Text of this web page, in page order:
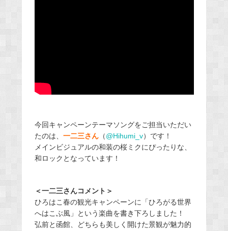
今回キャンペーンテーマソングをご担当いただい
たのは、 一二三さん（@Hihumi_v）です！
メインビジュアルの和装の桜ミクにぴったりな、
和ロックとなっています！
＜一二三さんコメント＞
ひろはこ春の観光キャンペーンに「ひろがる世界
へはこぶ風」という楽曲を書き下ろしました！
弘前と函館、どちらも美しく開けた景観が魅力的